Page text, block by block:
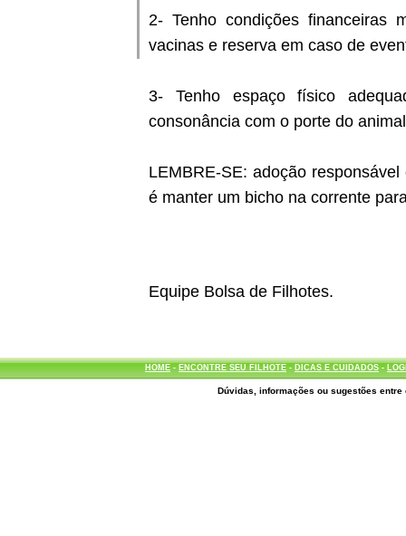
2- Tenho condições financeiras
vacinas e reserva em caso de
3- Tenho espaço físico
consonância com o porte do
LEMBRE-SE: adoção
é manter um bicho na corrente
Equipe Bolsa de Filhotes.
HOME- ENCONTRE SEU FILHOTE- DICAS E CUIDADOS-
Dúvidas, informações ou sugestões